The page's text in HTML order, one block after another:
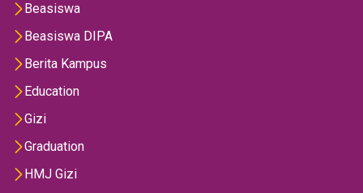
Beasiswa
Beasiswa DIPA
Berita Kampus
Education
Gizi
Graduation
HMJ Gizi